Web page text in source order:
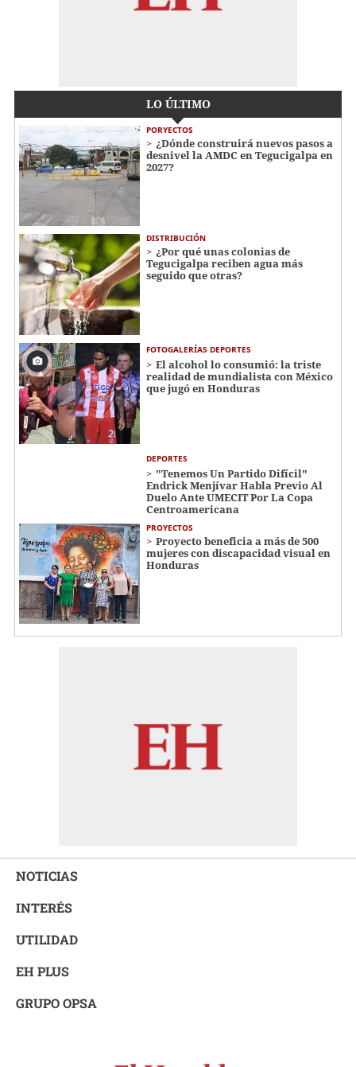
LO ÚLTIMO
PORYECTOS
¿Dónde construirá nuevos pasos a
desnivel la AMDC en Tegucigalpa en
2027?
DISTRIBUCIÓN
¿Por qué unas colonias de
Tegucigalpa reciben agua más
seguido que otras?
FOTOGALERÍAS DEPORTES
El alcohol lo consumió: la triste
realidad de mundialista con México
que jugó en Honduras
DEPORTES
"Tenemos Un Partido Difícil"
Endrick Menjívar Habla Previo Al
Duelo Ante UMECIT Por La Copa
Centroamericana
PROYECTOS
Proyecto beneficia a más de 500
mujeres con discapacidad visual en
Honduras
NOTICIAS
INTERÉS
UTILIDAD
EH PLUS
GRUPO OPSA